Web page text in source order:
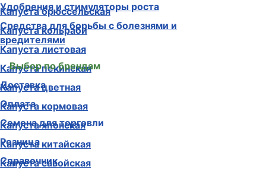
Капуста брюссельская
Капуста кольраби
Капуста листовая
Капуста пекинская
Капуста цветная
Капуста кормовая
Капуста японская
Капуста китайская
Капуста савойская
Удобрения и стимуляторы роста
Средства для борьбы с болезнями и
вредителями
Выбор по брендам
Доставка
Оплата
Семена для торговли
Розница
Справочник